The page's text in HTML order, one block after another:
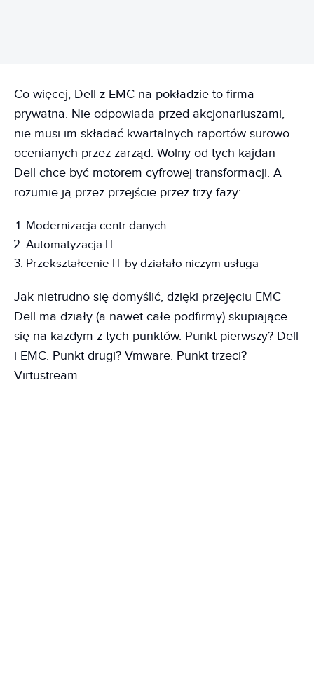
Co więcej, Dell z EMC na pokładzie to firma
prywatna. Nie odpowiada przed akcjonariuszami,
nie musi im składać kwartalnych raportów surowo
ocenianych przez zarząd. Wolny od tych kajdan
Dell chce być motorem cyfrowej transformacji. A
rozumie ją przez przejście przez trzy fazy:
Modernizacja centr danych
Automatyzacja IT
Przekształcenie IT by działało niczym usługa
Jak nietrudno się domyślić, dzięki przejęciu EMC
Dell ma działy (a nawet całe podfirmy) skupiające
się na każdym z tych punktów. Punkt pierwszy? Dell
i EMC. Punkt drugi? Vmware. Punkt trzeci?
Virtustream.